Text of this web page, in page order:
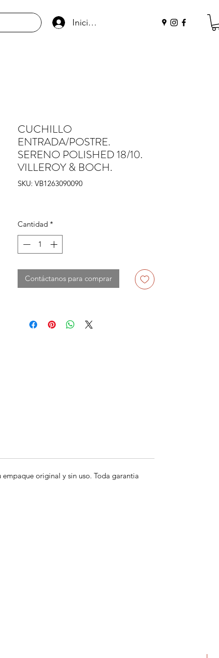
Iniciar sesión
CUCHILLO
ENTRADA/POSTRE.
SERENO POLISHED 18/10.
VILLEROY & BOCH.
SKU: VB1263090090
Cantidad *
Contáctanos para comprar
original y sin uso. Toda garantia